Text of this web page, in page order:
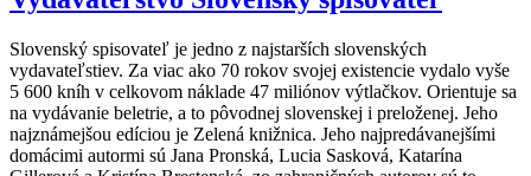
Slovenský spisovateľ je jedno z najstarších slovenských
vydavateľstiev. Za viac ako 70 rokov svojej existencie vydalo vyše
5 600 kníh v celkovom náklade 47 miliónov výtlačkov. Orientuje sa
na vydávanie beletrie, a to pôvodnej slovenskej i preloženej. Jeho
najznámejšou edíciou je Zelená knižnica. Jeho najpredávanejšími
domácimi autormi sú Jana Pronská, Lucia Sasková, Katarína